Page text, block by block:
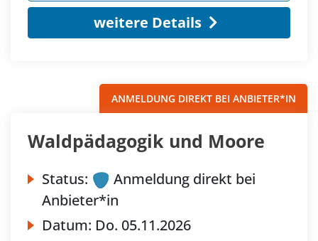
weitere Details
ANMELDUNG DIREKT BEI ANBIETER*IN
Waldpädagogik und Moore
Status:
Anmeldung direkt bei
Anbieter*in
Datum: Do. 05.11.2026